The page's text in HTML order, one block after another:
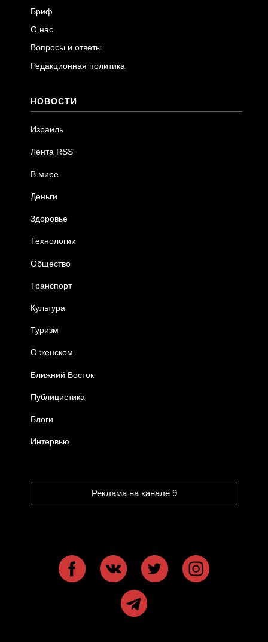
Бриф
О нас
Вопросы и ответы
Редакционная политика
НОВОСТИ
Израиль
Лента RSS
В мире
Деньги
Здоровье
Технологии
Общество
Транспорт
Культура
Туризм
О женском
Ближний Восток
Публицистика
Блоги
Интервью
Реклама на канале 9